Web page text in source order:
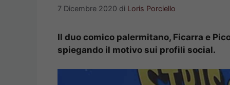
7 Dicembre 2020 di Loris Porciello
Il duo comico palermitano, Ficarra e
spiegando il motivo sui profili social.